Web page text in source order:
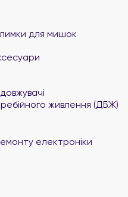
для мишок
живлення (ДБЖ)
електроніки